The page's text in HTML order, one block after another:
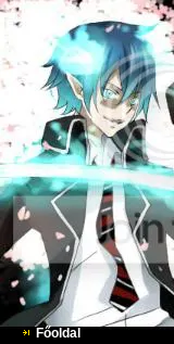
Főoldal